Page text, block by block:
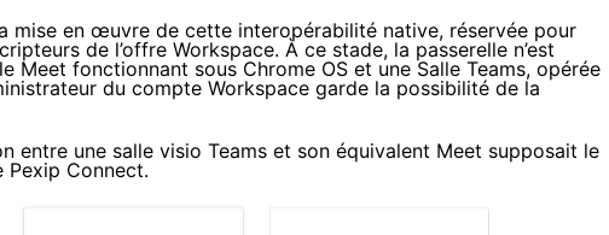
mise en œuvre de cette interopérabilité native, réservée pour
de l’offre Workspace. À ce stade, la passerelle n’est
Meet fonctionnant sous Chrome OS et une Salle Teams, opérée
du compte Workspace garde la possibilité de la
entre une salle visio Teams et son équivalent Meet supposait le
Pexip Connect.